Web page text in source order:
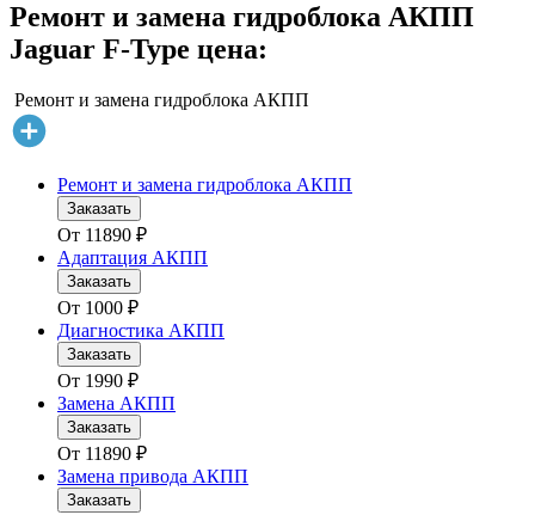
Ремонт и замена гидроблока АКПП
Jaguar F-Type цена:
Ремонт и замена гидроблока АКПП
Ремонт и замена гидроблока АКПП
Заказать
От 11890 ₽
Адаптация АКПП
Заказать
От 1000 ₽
Диагностика АКПП
Заказать
От 1990 ₽
Замена АКПП
Заказать
От 11890 ₽
Замена привода АКПП
Заказать